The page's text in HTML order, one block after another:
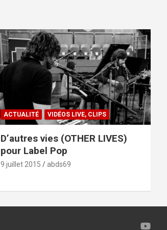
ACTUALITÉ VIDÉOS LIVE, CLIPS
D’autres vies (OTHER LIVES)
pour Label Pop
9 juillet 2015 abds69